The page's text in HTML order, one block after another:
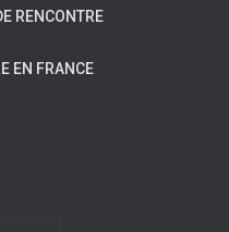
RENCONTRE
EN FRANCE